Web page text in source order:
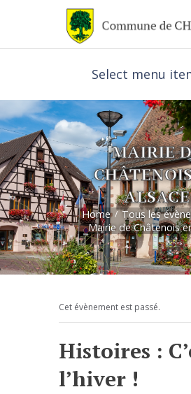
Select menu
MAIRIE
ALSACE
Home
Tous les
Mairie de Châtenois
Cet évènement est passé.
Histoires :
l’hiver !